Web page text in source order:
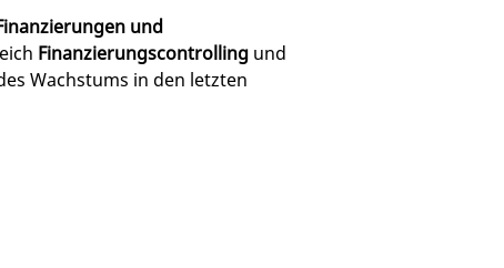
und
Finanzierungscontrolling und
Wachstums in den letzten